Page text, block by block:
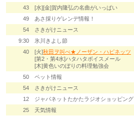
43
[水][金]賀内隆弘の名曲がいっぱい
49
あさ採りゲレンデ情報！
54
さきがけニュース
9:30
氷川きよし節
40
[火]秋田ヲ叫べ★ノーザン・ハピネッツ
[第2・第4水]ハタハタボイスメール
[木]黄色いのぼりの料理勉強会
50
ペット情報
54
さきがけニュース
12
ジャパネットたかたラジオショッピング
25
天気情報